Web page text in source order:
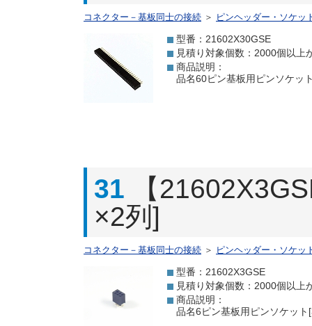
コネクター－基板同士の接続 ＞ ピンヘッダー・ソケッ
型番：21602X30GSE
見積り対象個数：2000個以上
商品説明：
品名60ピン基板用ピンソケッ
31
【
×2列]
コネクター－基板同士の接続 ＞ ピンヘッダー・ソケッ
型番：21602X3GSE
見積り対象個数：2000個以上
商品説明：
品名6ピン基板用ピンソケッ